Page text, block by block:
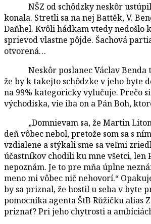
NŠZ od schôdzky neskôr
konala. Stretli sa na nej Battěk, V.
Daňhel. Kvôli hádkam vtedy nedošlo
sprievod vlastne pôjde. Šachová
otvorená…
Neskôr poslanec Václav Benda
že by k takejto schôdzke v jeho byte
na 99% kategoricky vylučuje. Prečo
východiska, vie iba on a Pán Boh,
„Domnievam sa, že Martin
deň vôbec nebol, pretože som sa s
vzdialene a stýkali sme sa veľmi
účastníkov chodili ku mne všetci, len
nepoznám. Je to pre mňa úplne
meno mi vôbec nič nehovorí.“
by sa priznal, že hostil u seba v byte
pomocníka agenta ŠtB Růžičku alias
priznať? Pri jeho chytrosti a